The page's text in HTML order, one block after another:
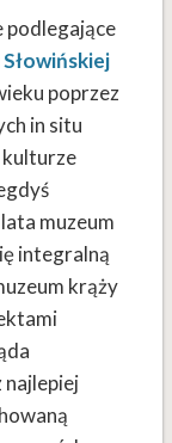
podlegające
poprzez
in situ
kulturze
muzeum
integralną
krąży
najlepiej